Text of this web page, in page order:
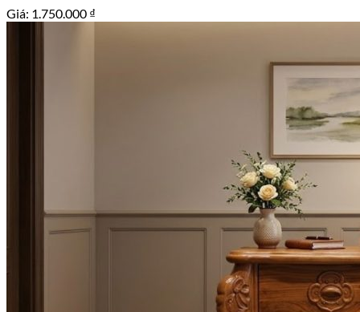
Giá: 1.750.000 ₫